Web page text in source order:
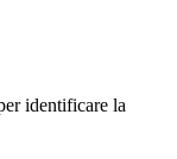
identificare la